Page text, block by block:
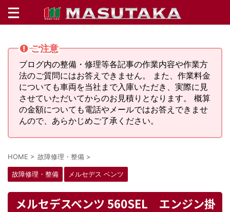
ご注意
ブログ内の整備・修理等各記事の作業内容や作業方
法のご質問にはお答えできません。 また、作業料金
についても車両を当社まで入庫いただき、実際に見
させていただいてからのお見積りとなります。 概算
の金額についても電話やメールではお答えできませ
んので、あらかじめご了承ください。
HOME > 故障修理・整備 >
故障修理・整備 メルセデス ベンツ
メルセデスベンツ 560SEL エンジン掛